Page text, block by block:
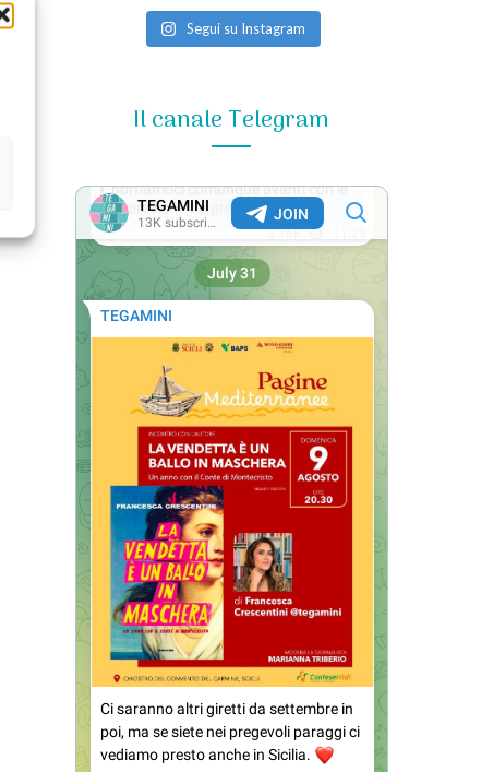
Segui su Instagram
Il canale Telegram